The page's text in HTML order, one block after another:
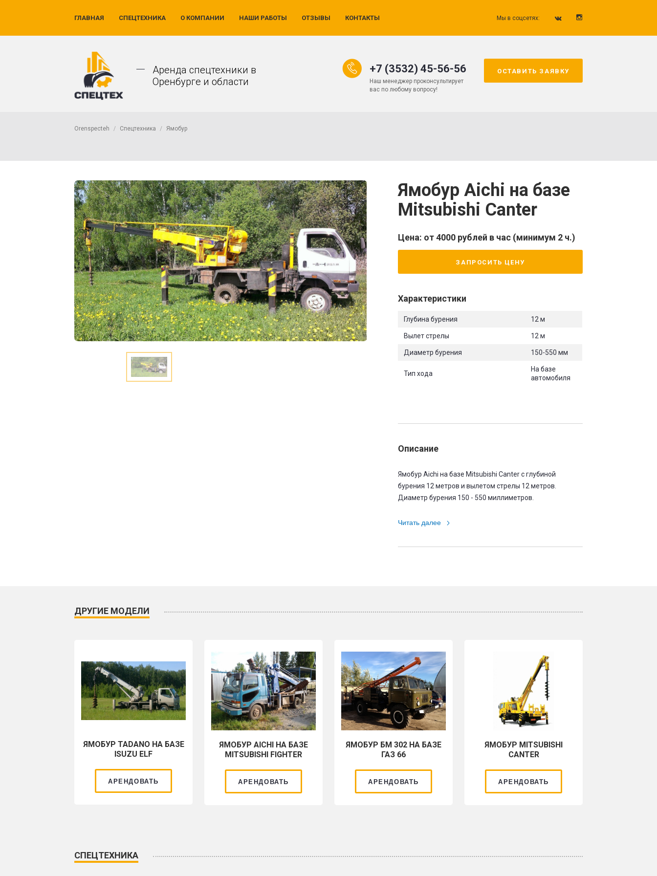
ГЛАВНАЯ СПЕЦТЕХНИКА О КОМПАНИИ НАШИ РАБОТЫ ОТЗЫВЫ КОНТАКТЫ Мы в соцсетях:
Аренда спецтехники в
Оренбурге и области
+7 (3532) 45-56-56
Наш менеджер проконсультирует
вас по любому вопросу!
ОСТАВИТЬ ЗАЯВКУ
Orenspecteh Спецтехника Ямобур
Ямобур Aichi на базе
Mitsubishi Canter
Цена: от 4000 рублей в час (минимум 2 ч.)
ЗАПРОСИТЬ ЦЕНУ
Характеристики
Глубина бурения 12 м
Вылет стрелы 12 м
Диаметр бурения 150-550 мм
Тип хода
На базе
автомобиля
Описание
Ямобур Aichi на базе Mitsubishi Canter с глубиной
бурения 12 метров и вылетом стрелы 12 метров.
Диаметр бурения 150 - 550 миллиметров.
Читать далее
ДРУГИЕ МОДЕЛИ
ЯМОБУР TADANO НА БАЗЕ
ISUZU ELF
АРЕНДОВАТЬ
ЯМОБУР AICHI НА БАЗЕ
MITSUBISHI FIGHTER
АРЕНДОВАТЬ
ЯМОБУР БМ 302 НА БАЗЕ
ГАЗ 66
АРЕНДОВАТЬ
ЯМОБУР MITSUBISHI
CANTER
АРЕНДОВАТЬ
СПЕЦТЕХНИКА